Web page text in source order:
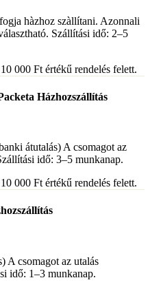
hàzhoz szàllítani. Azonnali
Szállítási idő: 2–5
000 Ft értékű rendelés felett.
Házhozszállítás
átutalás) A csomagot az
idő: 3–5 munkanap.
000 Ft értékű rendelés felett.
A csomagot az utalás
idő: 1–3 munkanap.